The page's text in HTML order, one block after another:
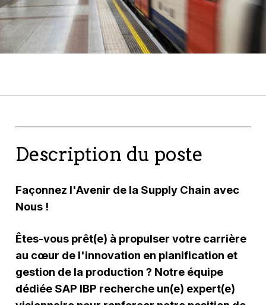
Description du poste
Façonnez l'Avenir de la Supply Chain avec
Nous !
Êtes-vous prêt(e) à propulser votre carrière
au cœur de l'innovation en planification et
gestion de la production ? Notre équipe
dédiée SAP IBP recherche un(e) expert(e)